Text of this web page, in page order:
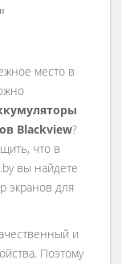
место в
Blackview?
что в
вы найдете
экранов для
и
Поэтому